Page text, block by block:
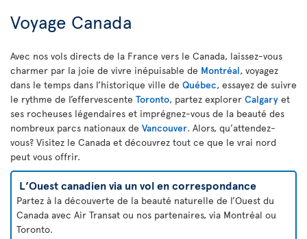
Voyage Canada
Avec nos vols directs de la France vers le Canada, laissez-vous
charmer par la joie de vivre inépuisable de Montréal, voyagez
dans le temps dans l’historique ville de Québec, essayez de suivre
le rythme de l’effervescente Toronto, partez explorer Calgary et
ses rocheuses légendaires et imprégnez-vous de la beauté des
nombreux parcs nationaux de Vancouver. Alors, qu’attendez-
vous? Visitez le Canada et découvrez tout ce que le vrai nord
peut vous offrir.
L’Ouest canadien via un vol en correspondance
Partez à la découverte de la beauté naturelle de l’Ouest du
Canada avec Air Transat ou nos partenaires, via Montréal ou
Toronto.